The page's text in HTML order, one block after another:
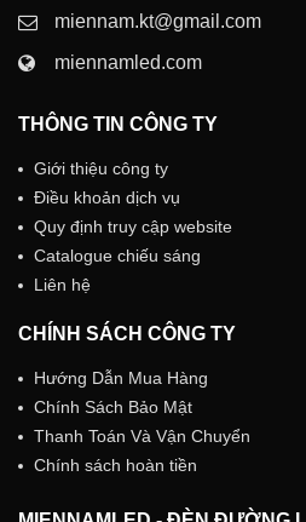
miennam.kt@gmail.com
miennamled.com
THÔNG TIN CÔNG TY
Giới thiệu công ty
Điều khoản dịch vụ
Quy định truy cập website
Catalogue chiếu sáng
Liên hệ
CHÍNH SÁCH CÔNG TY
Hướng Dẫn Mua Hàng
Chính Sách Bảo Mật
Thanh Toán Và Vận Chuyển
Chính sách hoàn tiền